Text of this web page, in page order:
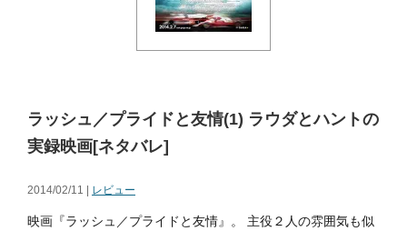
ラッシュ／プライドと友情(1) ラウダとハントの
実録映画[ネタバレ]
2014/02/11 | レビュー
映画『ラッシュ／プライドと友情』。 主役２人の雰囲気も似